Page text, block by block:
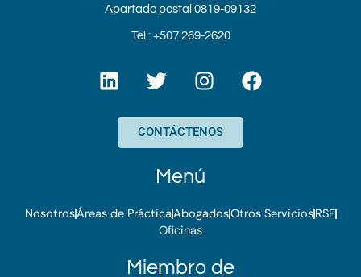
Apartado postal 0819-09132
Tel.: +507 269-2620
L
i
e
n
T
w
t
t
e
r
I
n
t
a
g
r
a
F
a
k
CONTÁCTENOS
Menú
NosotrosÁreas de PrácticaAbogadosOtros ServiciosRSE
Oficinas
Miembro de